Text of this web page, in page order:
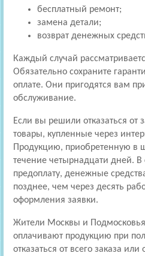
бесплатный ремонт;
замена детали;
возврат денежных
Каждый случай
Обязательно сохраните
оплате. Они пригодятся вам
обслуживание.
Если вы решили отказаться от
товары, купленные через
Продукцию, приобретенную в
течение четырнадцати дней. В
предоплату, денежные
позднее, чем через десять
оформления заявки.
Жители Москвы и
оплачивают продукцию при
отказаться от всего заказа или